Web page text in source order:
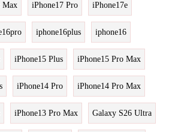
Max iPhone17 Pro iPhone17e
iphone16plus iphone16
iPhone15 Plus iPhone15 Pro Max
iPhone14 Pro iPhone14 Pro Max
iPhone13 Pro Max Galaxy S26 Ultra